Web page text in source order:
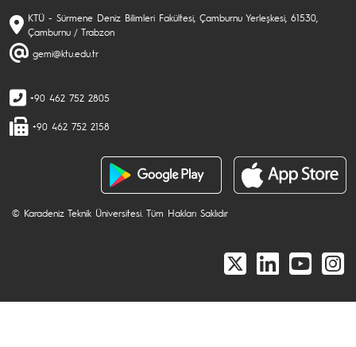
KTÜ - Sürmene Deniz Bilimleri Fakültesi, Çamburnu Yerleşkesi, 61530,
Çamburnu / Trabzon
gemi@ktu.edu.tr
+90 462 752 2805
+90 462 752 2158
© Karadeniz Teknik Üniversitesi. Tüm Hakları Saklıdır